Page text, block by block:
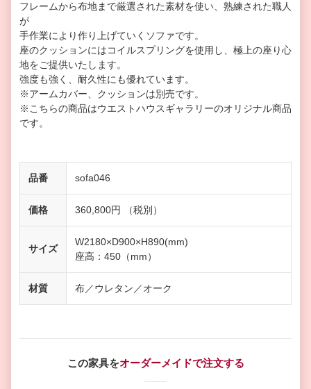
フレームから布地まで厳選された素材を使い、熟練された職人
が
手作業により作り上げていくソファです。
座のクッションにはコイルスプリングを使用し、極上の座り心
地をご提供いたします。
強度も強く、耐久性にも優れています。
※アームカバー、クッションは別売です。
※こちらの商品はウエストハウスギャラリーのオリジナル商品
です。
品番 sofa046
価格 360,800円 （税別）
サイズ
W2180×D900×H890(mm)
座高：450（mm）
材質 布／ウレタン／オーク
この家具をオーダーメイドで注文する